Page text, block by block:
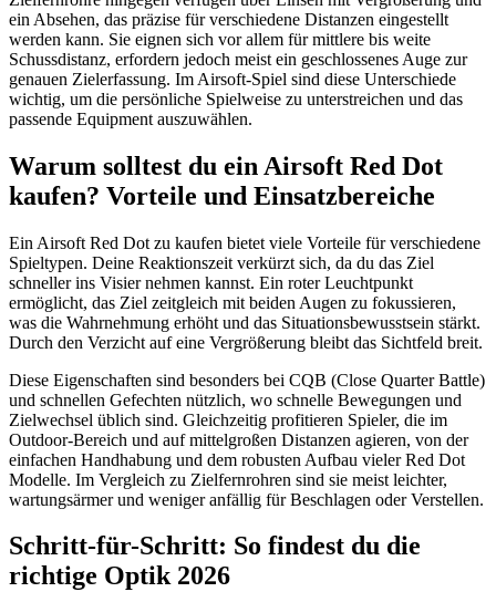
ein Absehen, das präzise für verschiedene Distanzen eingestellt
werden kann. Sie eignen sich vor allem für mittlere bis weite
Schussdistanz, erfordern jedoch meist ein geschlossenes Auge zur
genauen Zielerfassung. Im Airsoft-Spiel sind diese Unterschiede
wichtig, um die persönliche Spielweise zu unterstreichen und das
passende Equipment auszuwählen.
Warum solltest du ein Airsoft Red Dot
kaufen? Vorteile und Einsatzbereiche
Ein Airsoft Red Dot zu kaufen bietet viele Vorteile für verschiedene
Spieltypen. Deine Reaktionszeit verkürzt sich, da du das Ziel
schneller ins Visier nehmen kannst. Ein roter Leuchtpunkt
ermöglicht, das Ziel zeitgleich mit beiden Augen zu fokussieren,
was die Wahrnehmung erhöht und das Situationsbewusstsein stärkt.
Durch den Verzicht auf eine Vergrößerung bleibt das Sichtfeld breit.
Diese Eigenschaften sind besonders bei CQB (Close Quarter Battle)
und schnellen Gefechten nützlich, wo schnelle Bewegungen und
Zielwechsel üblich sind. Gleichzeitig profitieren Spieler, die im
Outdoor-Bereich und auf mittelgroßen Distanzen agieren, von der
einfachen Handhabung und dem robusten Aufbau vieler Red Dot
Modelle. Im Vergleich zu Zielfernrohren sind sie meist leichter,
wartungsärmer und weniger anfällig für Beschlagen oder Verstellen.
Schritt-für-Schritt: So findest du die
richtige Optik 2026